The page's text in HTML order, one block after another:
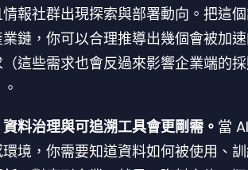
報社群出現探索與部署動向。把這
鏈，你可以合理推導出幾個會被加
這些需求也會反過來影響企業端的
料治理與可追溯工具會更剛需。 當
境，你需要知道資料如何被使用、